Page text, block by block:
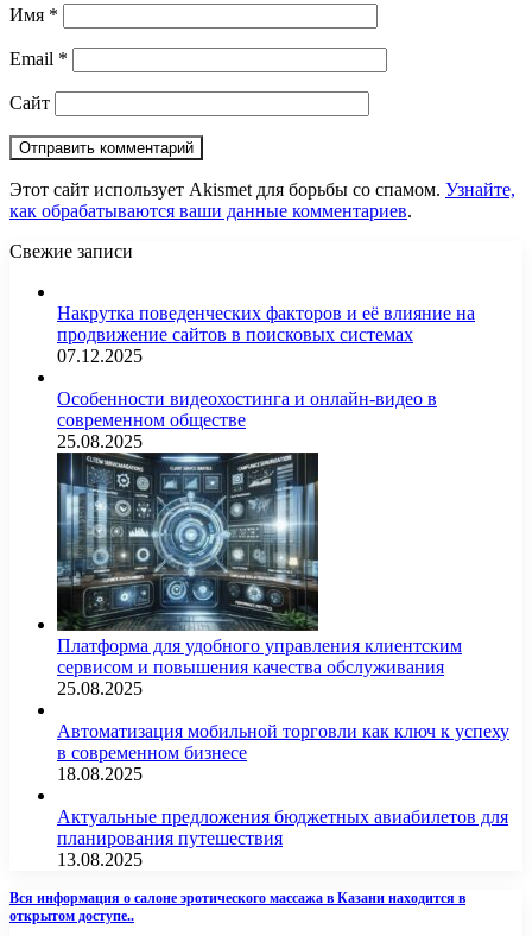
Имя *
Email *
Сайт
Этот сайт использует Akismet для борьбы со спамом. Узнайте,
как обрабатываются ваши данные комментариев.
Свежие записи
Накрутка поведенческих факторов и её влияние на
продвижение сайтов в поисковых системах
07.12.2025
Особенности видеохостинга и онлайн-видео в
современном обществе
25.08.2025
Платформа для удобного управления клиентским
сервисом и повышения качества обслуживания
25.08.2025
Автоматизация мобильной торговли как ключ к успеху
в современном бизнесе
18.08.2025
Актуальные предложения бюджетных авиабилетов для
планирования путешествия
13.08.2025
Вся информация о салоне эротического массажа в Казани находится в
открытом доступе..